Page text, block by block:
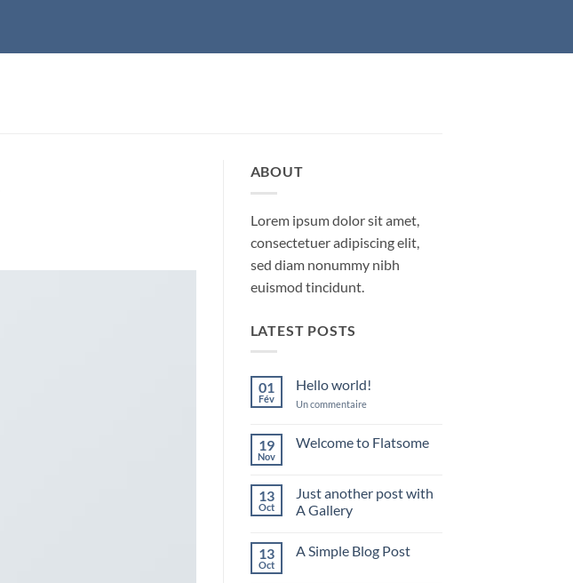
ABOUT
Lorem ipsum dolor sit amet,
consectetuer adipiscing elit,
sed diam nonummy nibh
euismod tincidunt.
LATEST POSTS
01
Fév
Hello world!
Un commentairesur
19
Nov
Welcome to Flatsome
Welcome
to
Flatsome
13
Oct
Just another post with
A Gallery
sur
13
Oct
A Simple Blog Post